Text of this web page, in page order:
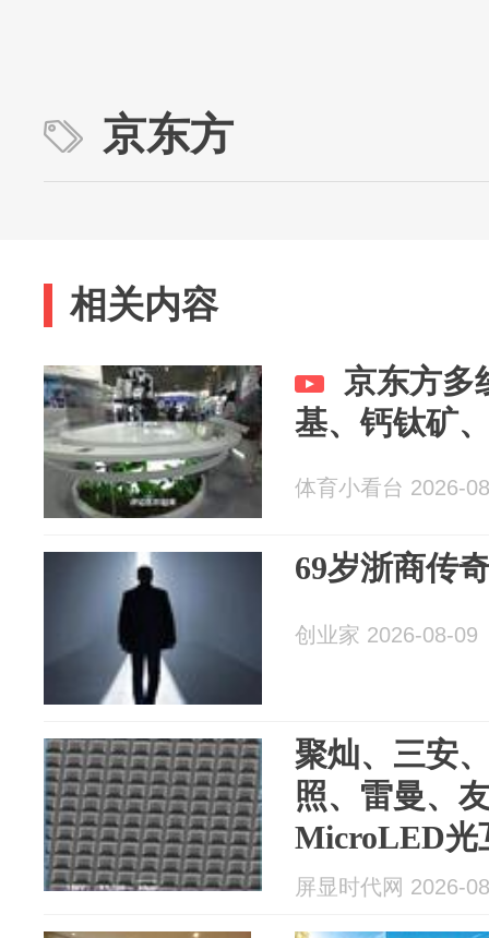
京东方
相关内容
京东方多
基、钙钛矿
体育小看台 2026-
69岁浙商传
创业家 2026-08-09
聚灿、三安
照、雷曼、
MicroLED光
光通信算力
屏显时代网 2026-